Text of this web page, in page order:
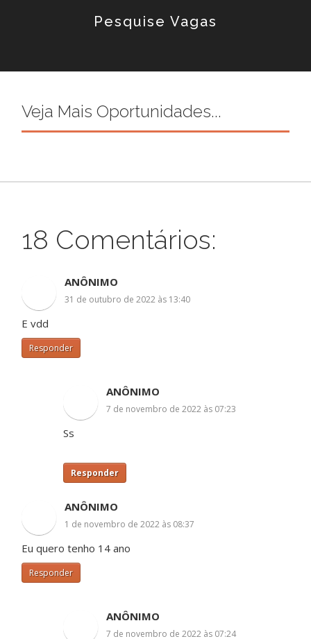
Pesquise Vagas
Veja Mais Oportunidades...
18 Comentários:
ANÔNIMO
31 de outubro de 2022 às 13:40
E vdd
Responder
ANÔNIMO
7 de novembro de 2022 às 07:23
Ss
Responder
ANÔNIMO
1 de novembro de 2022 às 08:37
Eu quero tenho 14 ano
Responder
ANÔNIMO
7 de novembro de 2022 às 07:24